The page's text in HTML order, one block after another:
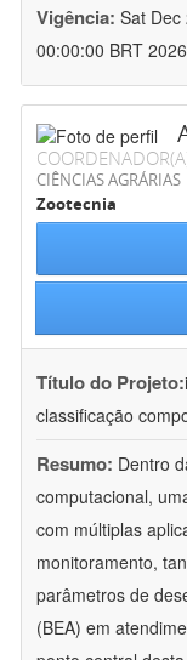
Vigência: Sat Dec
00:00:00 BRT 2026
CIÊNCIAS AGRÁRIAS
Zootecnia
Título do Projeto:
classificação
Resumo: Dentro
computacional,
com múltiplas
monitoramento,
parâmetros de
(BEA) em